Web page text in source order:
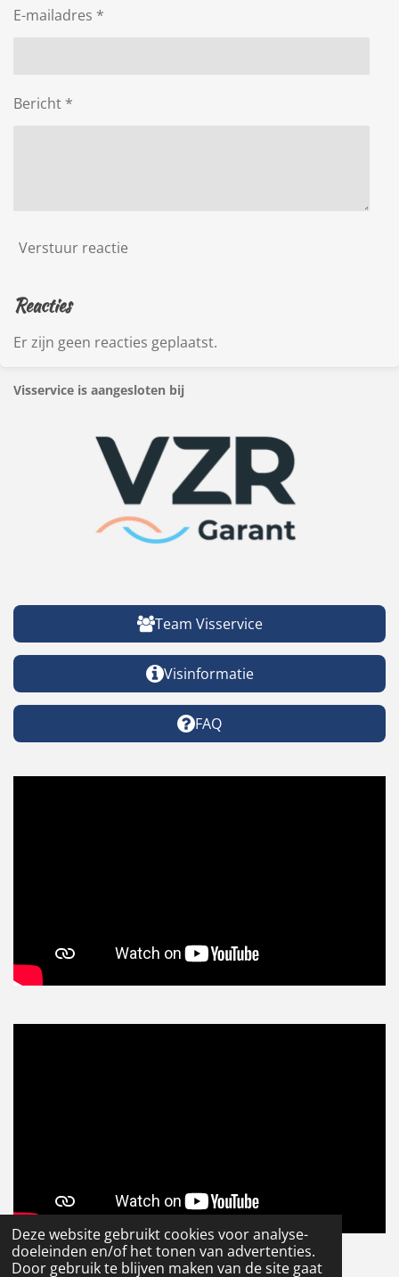
Deze website gebruikt cookies voor analyse-
doeleinden en/of het tonen van advertenties.
Door gebruik te blijven maken van de site gaat
E-mailadres *
Bericht *
Verstuur reactie
Reacties
Er zijn geen reacties geplaatst.
Visservice is aangesloten bij
Team Visservice
Visinformatie
FAQ
© 2020 - 2026 Visservice
Powered by JouwWeb